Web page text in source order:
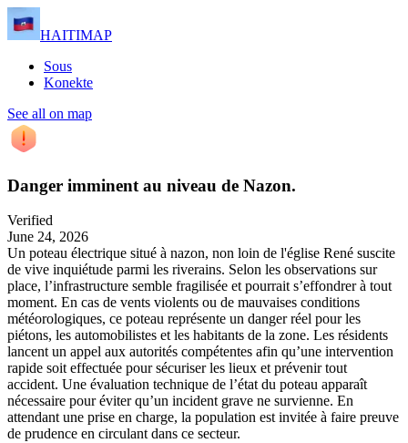
HAITIMAP
Sous
Konekte
See all on map
Danger imminent au niveau de Nazon.
Verified
June 24, 2026
Un poteau électrique situé à nazon, non loin de l'église René suscite
de vive inquiétude parmi les riverains. Selon les observations sur
place, l’infrastructure semble fragilisée et pourrait s’effondrer à tout
moment. En cas de vents violents ou de mauvaises conditions
météorologiques, ce poteau représente un danger réel pour les
piétons, les automobilistes et les habitants de la zone. Les résidents
lancent un appel aux autorités compétentes afin qu’une intervention
rapide soit effectuée pour sécuriser les lieux et prévenir tout
accident. Une évaluation technique de l’état du poteau apparaît
nécessaire pour éviter qu’un incident grave ne survienne. En
attendant une prise en charge, la population est invitée à faire preuve
de prudence en circulant dans ce secteur.